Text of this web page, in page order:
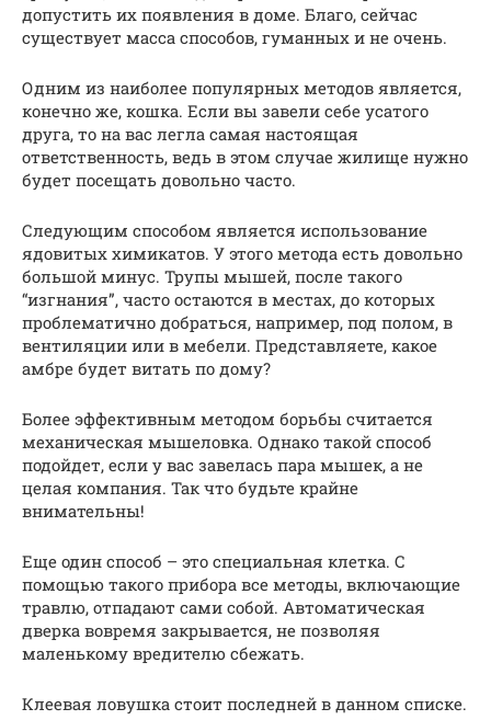
допустить их появления в доме. Благо, сейчас
существует масса способов, гуманных и не очень.
Одним из наиболее популярных методов является,
конечно же, кошка. Если вы завели себе усатого
друга, то на вас легла самая настоящая
ответственность, ведь в этом случае жилище нужно
будет посещать довольно часто.
Следующим способом является использование
ядовитых химикатов. У этого метода есть довольно
большой минус. Трупы мышей, после такого
“изгнания”, часто остаются в местах, до которых
проблематично добраться, например, под полом, в
вентиляции или в мебели. Представляете, какое
амбре будет витать по дому?
Более эффективным методом борьбы считается
механическая мышеловка. Однако такой способ
подойдет, если у вас завелась пара мышек, а не
целая компания. Так что будьте крайне
внимательны!
Еще один способ – это специальная клетка. С
помощью такого прибора все методы, включающие
травлю, отпадают сами собой. Автоматическая
дверка вовремя закрывается, не позволяя
маленькому вредителю сбежать.
Клеевая ловушка стоит последней в данном списке.